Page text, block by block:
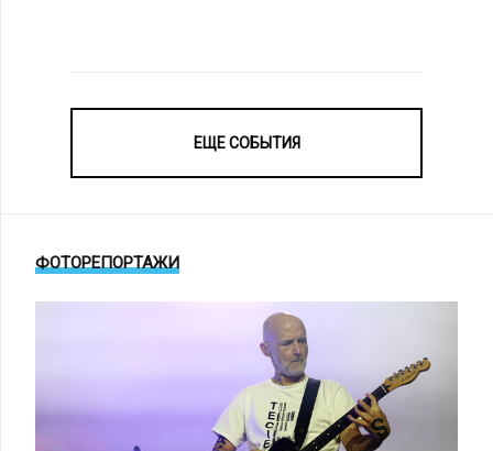
ЕЩЕ СОБЫТИЯ
ФОТОРЕПОРТАЖИ